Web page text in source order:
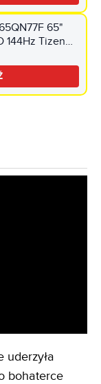
65"
144Hz Tizen
uderzyła
bohaterce